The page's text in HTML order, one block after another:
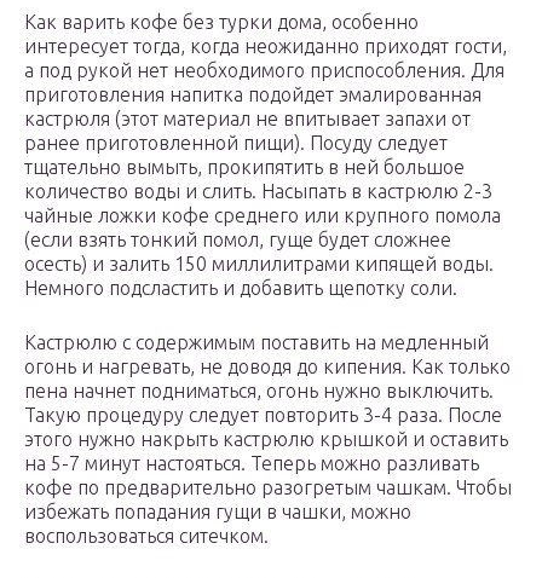
Как варить кофе без турки дома, особенно
интересует тогда, когда неожиданно приходят гости,
а под рукой нет необходимого приспособления. Для
приготовления напитка подойдет эмалированная
кастрюля (этот материал не впитывает запахи от
ранее приготовленной пищи). Посуду следует
тщательно вымыть, прокипятить в ней большое
количество воды и слить. Насыпать в кастрюлю 2-3
чайные ложки кофе среднего или крупного помола
(если взять тонкий помол, гуще будет сложнее
осесть) и залить 150 миллилитрами кипящей воды.
Немного подсластить и добавить щепотку соли.
Кастрюлю с содержимым поставить на медленный
огонь и нагревать, не доводя до кипения. Как только
пена начнет подниматься, огонь нужно выключить.
Такую процедуру следует повторить 3-4 раза. После
этого нужно накрыть кастрюлю крышкой и оставить
на 5-7 минут настояться. Теперь можно разливать
кофе по предварительно разогретым чашкам. Чтобы
избежать попадания гущи в чашки, можно
воспользоваться ситечком.